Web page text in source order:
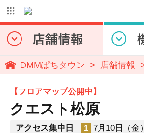
DMMぱちタウン 店舗情報
【フロアマップ公開中】
クエスト松原
アクセス集中日 1 7月10日（金）